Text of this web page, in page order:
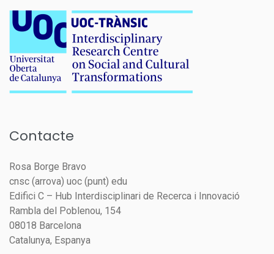
Contacte
Rosa Borge Bravo
cnsc (arrova) uoc (punt) edu
Edifici C – Hub Interdisciplinari de Recerca i Innovació
Rambla del Poblenou, 154
08018 Barcelona
Catalunya, Espanya